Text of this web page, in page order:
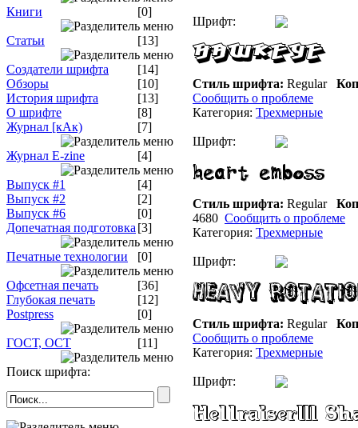
Книги [0]
Статьи [13]
Создатели шрифта
[14]
Обзоры
[10]
История шрифта
[13]
О шрифте
[8]
Журнал [кАк)
[7]
Журнал E-zine [4]
Выпуск #1
[4]
Выпуск #2
[2]
Выпуск #6
[0]
Допечатная подготовка [3]
Печатные технологии [0]
Офсетная печать
[36]
Глубокая печать
[12]
Postpress
[0]
ГОСТ, ОСТ [11]
Поиск шрифта:
Шрифт:
Стиль шрифта: Regular
Сообщить о проблеме
Категория: Трехмерные
Шрифт:
Стиль шрифта: Regular
4680 Сообщить о проблеме
Категория: Трехмерные
Шрифт:
Стиль шрифта: Regular
Сообщить о проблеме
Категория: Трехмерные
Шрифт: